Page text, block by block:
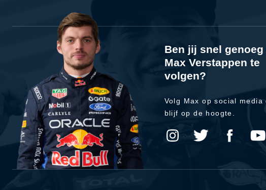
Ben jij snel genoeg
Max Verstappen te
volgen?
Volg Max op social media
blijf op de hoogte.